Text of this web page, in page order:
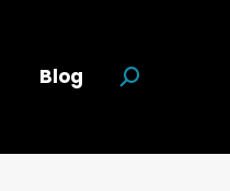
Blog Search: